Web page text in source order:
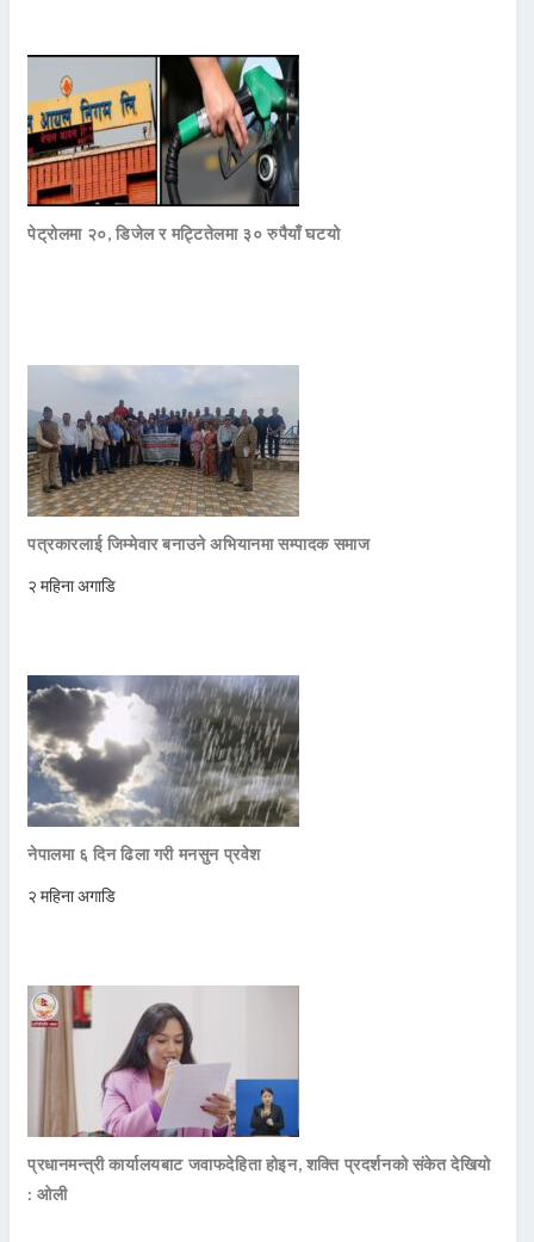
पेट्रोलमा २०, डिजेल र मट्टितेलमा ३० रुपैयाँ घटयो
पत्रकारलाई जिम्मेवार बनाउने अभियानमा सम्पादक समाज
२ महिना अगाडि
नेपालमा ६ दिन ढिला गरी मनसुन प्रवेश
२ महिना अगाडि
प्रधानमन्त्री कार्यालयबाट जवाफदेहिता होइन, शक्ति प्रदर्शनको संकेत देखियो
: ओली